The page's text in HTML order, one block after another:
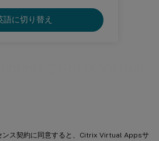
語に切り替え
ス契約に同意すると、Citrix Virtual Appsサ